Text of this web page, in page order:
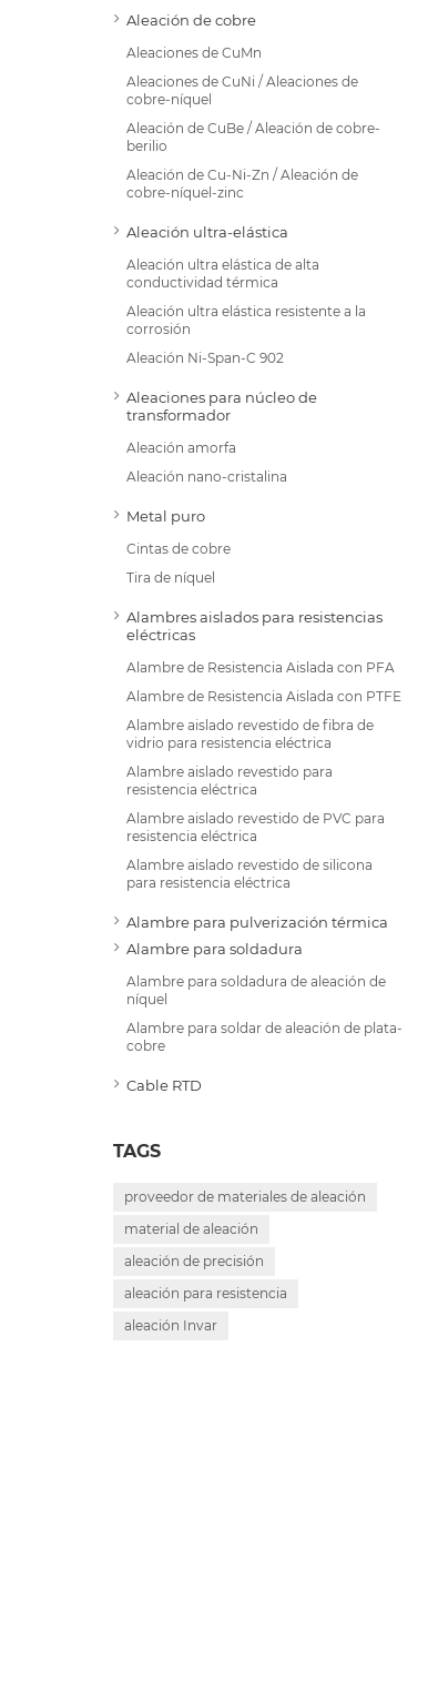
Aleación de cobre
Aleaciones de CuMn
Aleaciones de CuNi / Aleaciones de
cobre-níquel
Aleación de CuBe / Aleación de cobre-
berilio
Aleación de Cu-Ni-Zn / Aleación de
cobre-níquel-zinc
Aleación ultra-elástica
Aleación ultra elástica de alta
conductividad térmica
Aleación ultra elástica resistente a la
corrosión
Aleación Ni-Span-C 902
Aleaciones para núcleo de
transformador
Aleación amorfa
Aleación nano-cristalina
Metal puro
Cintas de cobre
Tira de níquel
Alambres aislados para resistencias
eléctricas
Alambre de Resistencia Aislada con PFA
Alambre de Resistencia Aislada con PTFE
Alambre aislado revestido de fibra de
vidrio para resistencia eléctrica
Alambre aislado revestido para
resistencia eléctrica
Alambre aislado revestido de PVC para
resistencia eléctrica
Alambre aislado revestido de silicona
para resistencia eléctrica
Alambre para pulverización térmica
Alambre para soldadura
Alambre para soldadura de aleación de
níquel
Alambre para soldar de aleación de plata-
cobre
Cable RTD
TAGS
proveedor de materiales de aleación
material de aleación
aleación de precisión
aleación para resistencia
aleación Invar